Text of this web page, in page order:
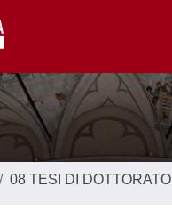
08 TESI DI DOTTORATO